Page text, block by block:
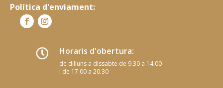
Política d'enviament:
 Horaris d'obertura:
de dilluns a dissabte de 9.30 a 14.00
i de 17.00 a 20.30